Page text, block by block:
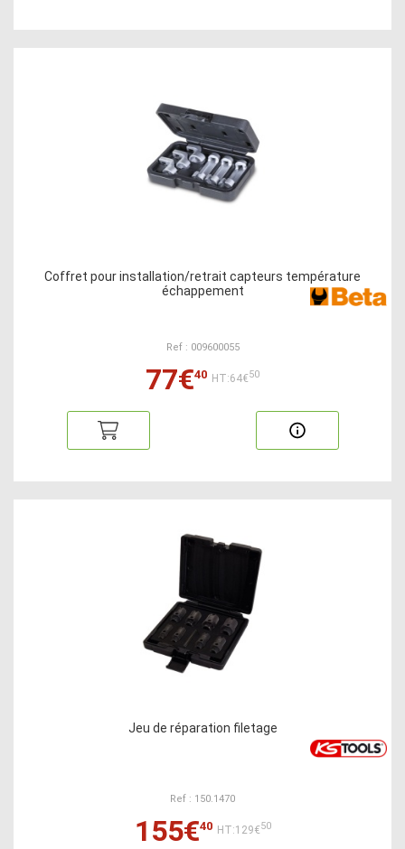
Coffret pour installation/retrait capteurs température
échappement
Ref : 009600055
77€40 HT:64€50
Jeu de réparation filetage
Ref : 150.1470
155€40 HT:129€50